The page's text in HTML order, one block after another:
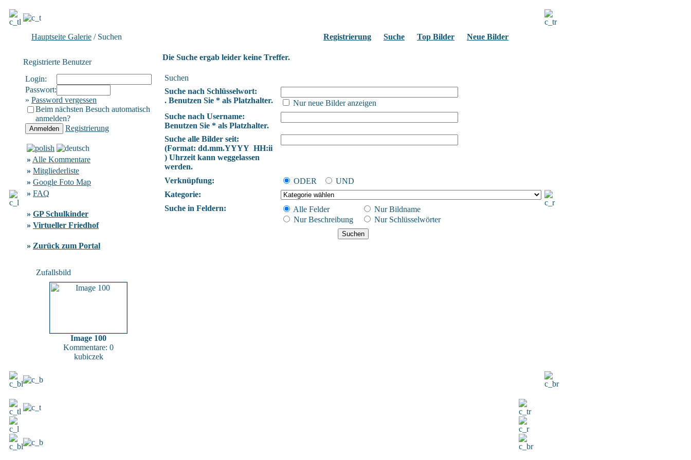
Hauptseite Galerie / Suchen Registrierung Suche Top Bilder Neue Bilder
Registrierte Benutzer
Login:
Passwort:
» Password vergessen
Beim nächsten Besuch automatisch
anmelden?
Registrierung
» Alle Kommentare
» Mitgliederliste
» Google Foto Map
» FAQ
» GP Schulkinder
» Virtueller Friedhof
» Zurück zum Portal
Zufallsbild
Image 100
Kommentare: 0
kubiczek
Die Suche ergab leider keine Treffer.
Suchen
Suche nach Schlüsselwort:
. Benutzen Sie * als Platzhalter.
Nur neue Bilder anzeigen
Suche nach Username:
Benutzen Sie * als Platzhalter.
Suche alle Bilder seit:
(Format: dd.mm.YYYY HH:ii
) Uhrzeit kann weggelassen
werden.
Verknüpfung:
ODER
UND
Kategorie:
Suche in Feldern:
Alle Felder
Nur Bildname
Nur Beschreibung
Nur Schlüsselwörter